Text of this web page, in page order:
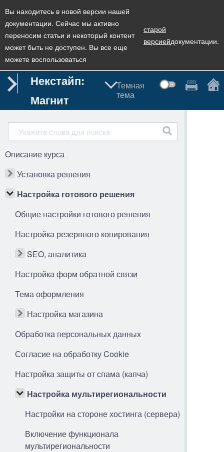
Вы находитесь в новой версии нашей
документации. Сейчас мы активно
переносим статьи и некоторый контент
может быть не доступен. Вы все еще
можете воспользоваться
старой
версиейдокументации.
Некстайп:
Магнит
Темная
тема
Описание курса
Установка решения
Настройка готового решения
Общие настройки готового решения
Настройка резервного копирования
SEO, аналитика
Настройка форм обратной связи
Тема оформления
Настройка магазина
Обработка персональных данных
Согласие на обработку Cookie
Настройка защиты от спама (капча)
Настройка мультирегиональности
Настройки на стороне хостинга (сервера)
Включение функционала
мультирегиональности